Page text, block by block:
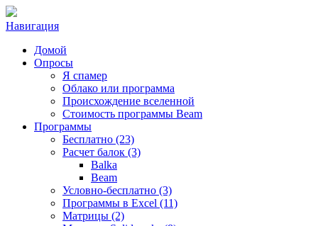
Навигация
Домой
Опросы
Я спамер
Облако или программа
Происхождение вселенной
Стоимость программы Beam
Программы
Бесплатно (23)
Расчет балок (3)
Balka
Beam
Условно-бесплатно (3)
Программы в Excel (11)
Матрицы (2)